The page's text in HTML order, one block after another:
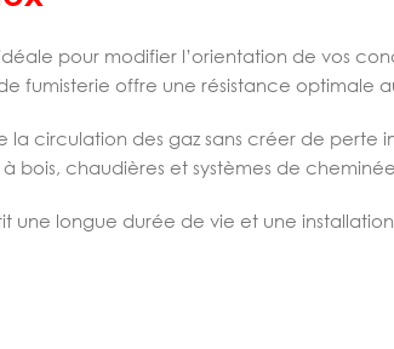
pour modifier l’orientation de vos
offre une résistance optimale
circulation des gaz sans créer de
bois, chaudières et systèmes de
une longue durée de vie et une